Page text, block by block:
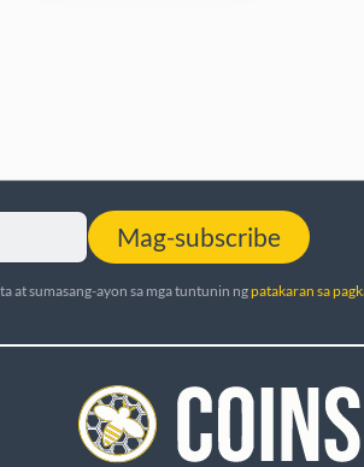
Mag-subscribe
at sumasang-ayon sa mga tuntunin ngpatakaran sa